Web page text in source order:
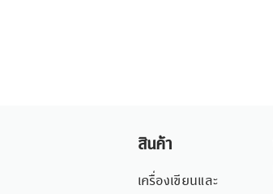
สินค้า
เครื่องเขียนและ